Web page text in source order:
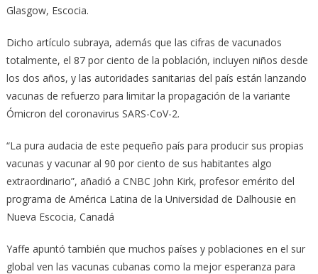
Glasgow, Escocia.
Dicho artículo subraya, además que las cifras de vacunados
totalmente, el 87 por ciento de la población, incluyen niños desde
los dos años, y las autoridades sanitarias del país están lanzando
vacunas de refuerzo para limitar la propagación de la variante
Ómicron del coronavirus SARS-CoV-2.
“La pura audacia de este pequeño país para producir sus propias
vacunas y vacunar al 90 por ciento de sus habitantes algo
extraordinario”, añadió a CNBC John Kirk, profesor emérito del
programa de América Latina de la Universidad de Dalhousie en
Nueva Escocia, Canadá
Yaffe apuntó también que muchos países y poblaciones en el sur
global ven las vacunas cubanas como la mejor esperanza para